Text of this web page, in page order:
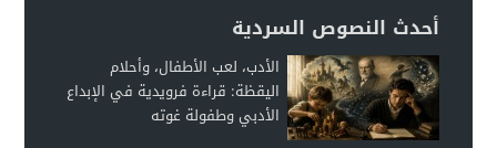
أحدث النصوص السردية
الأدب، لعب الأطفال، وأحلام
اليقظة: قراءة فرويدية في الإبداع
الأدبي وطفولة غوته